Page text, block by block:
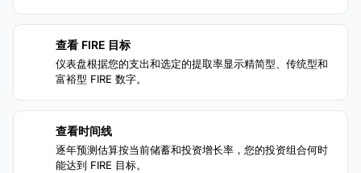
查看 FIRE 目标
仪表盘根据您的支出和选定的提取率显示精简型、传统型和
富裕型 FIRE 数字。
查看时间线
逐年预测估算按当前储蓄和投资增长率，您的投资组合何时
能达到 FIRE 目标。